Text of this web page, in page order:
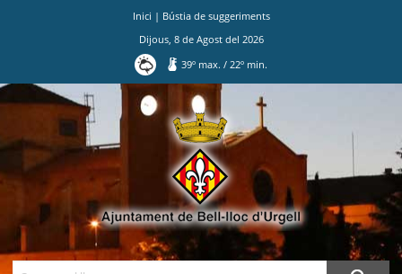
Inici | Bústia de suggeriments
Dijous, 8de Agostdel 2026
39º max./ 22º min.